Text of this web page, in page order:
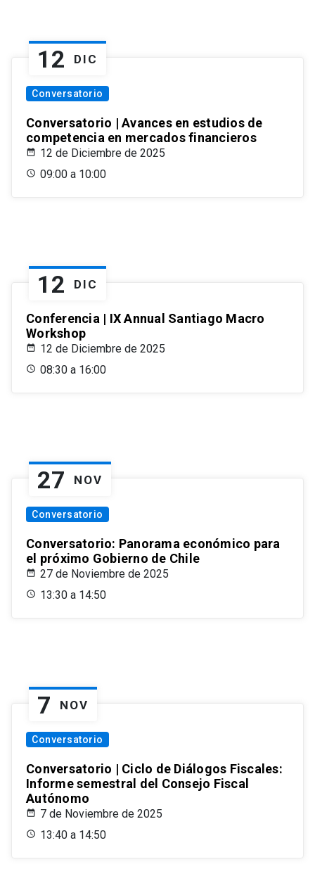
12 DIC
Conversatorio
Conversatorio | Avances en estudios de
competencia en mercados financieros
12 de Diciembre de 2025
09:00 a 10:00
12 DIC
Conferencia | IX Annual Santiago Macro
Workshop
12 de Diciembre de 2025
08:30 a 16:00
27 NOV
Conversatorio
Conversatorio: Panorama económico para
el próximo Gobierno de Chile
27 de Noviembre de 2025
13:30 a 14:50
7 NOV
Conversatorio
Conversatorio | Ciclo de Diálogos Fiscales:
Informe semestral del Consejo Fiscal
Autónomo
7 de Noviembre de 2025
13:40 a 14:50